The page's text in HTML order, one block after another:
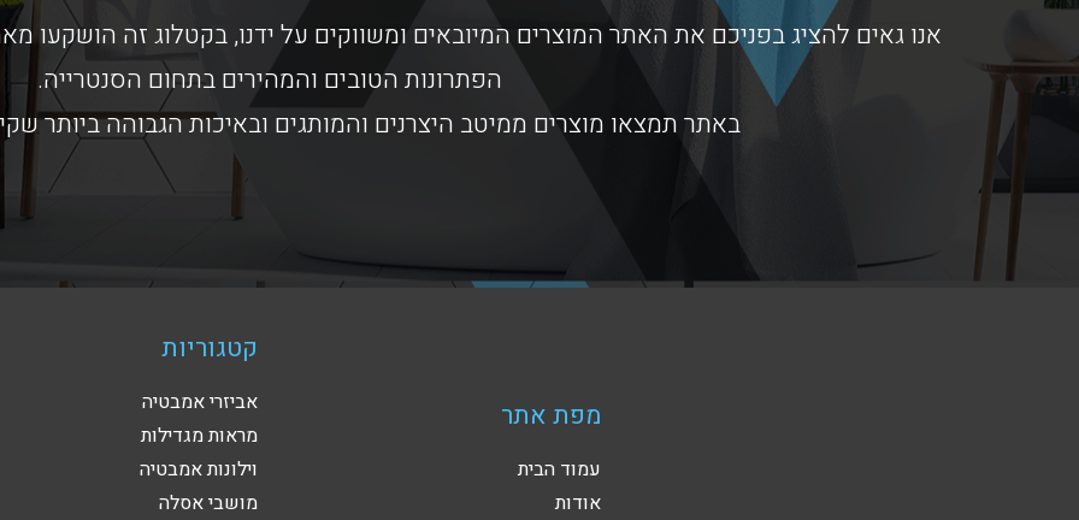
אנו גאים להציג בפניכם את האתר המוצרים המיובאים ומשווקים על ידנו, בקטלוג זה
הפתרונות הטובים והמהירים בתחום הסנטרייה.
באתר תמצאו מוצרים ממיטב היצרנים והמותגים ובאיכות הגבוהה ביותר
מפת אתר
עמוד הבית
אודות
קטגוריות
אביזרי אמבטיה
מראות מגדילות
וילונות אמבטיה
מושבי אסלה